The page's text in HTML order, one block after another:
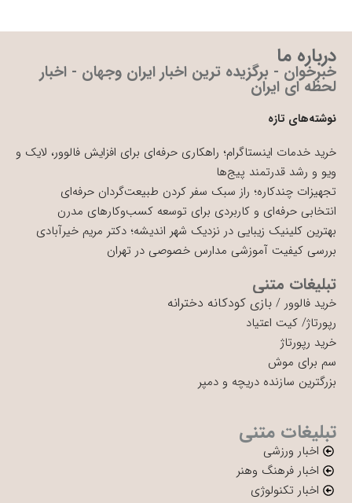
درباره ما
خبرخوان - برگزیده ترین اخبار ایران وجهان - اخبار
لحظه ای ایران
نوشته‌های تازه
خرید خدمات اینستاگرام؛ راهکاری حرفه‌ای برای افزایش فالوور، لایک و
ویو و رشد قدرتمند پیج‌ها
تجهیزات چندکاره؛ راز سبک سفر کردن طبیعت‌گردان حرفه‌ای
انتخابی حرفه‌ای و کاربردی برای توسعه کسب‌وکارهای مدرن
بهترین کلینیک زیبایی در نزدیک شهر اندیشه؛ دکتر مریم خیرآبادی
بررسی کیفیت آموزشی مدارس خصوصی در تهران
تبلیغات متنی
خرید فالوور / بازی کودکانه دخترانه
رپورتاژ/ کیت اعتیاد
خرید رپورتاژ
سم برای موش
بزرگترین سازنده دریچه و دمپر
تبلیغات متنی
اخبار ورزشی
اخبار فرهنگ وهنر
اخبار تکنولوژی